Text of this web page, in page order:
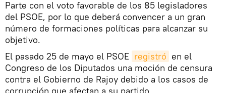
Parte con el voto favorable de los 85 legisladores
del PSOE, por lo que deberá convencer a un gran
número de formaciones políticas para alcanzar su
objetivo.
El pasado 25 de mayo el PSOE registró en el
Congreso de los Diputados una moción de censura
contra el Gobierno de Rajoy debido a los casos de
corrupción que afectan a su partido.